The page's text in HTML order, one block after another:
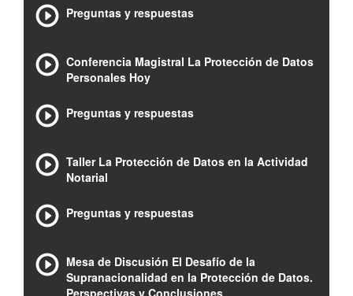
Preguntas y respuestas
Conferencia Magistral La Protección de Datos
Personales Hoy
Preguntas y respuestas
Taller La Protección de Datos en la Actividad
Notarial
Preguntas y respuestas
Mesa de Discusión El Desafío de la
Supranacionalidad en la Protección de Datos.
Perspectivas y Conclusiones